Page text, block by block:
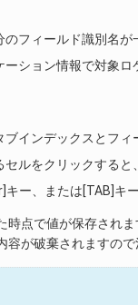
フィールド識別名が
ション情報で対象
インデックスとフ
ルをクリックする
ー、または[TAB]キ
時点で値が保存されま
容が破棄されますの